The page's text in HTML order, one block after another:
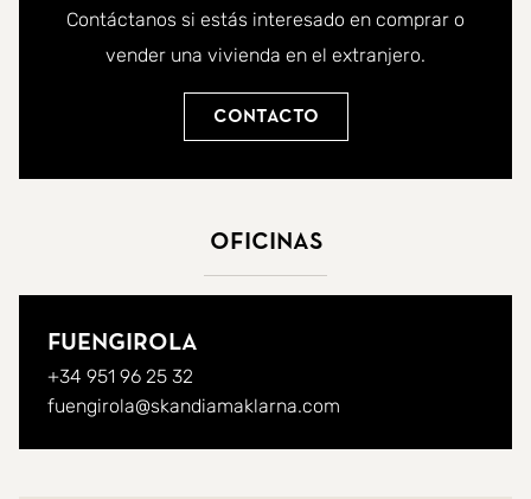
Contáctanos si estás interesado en comprar o
vender una vivienda en el extranjero.
Contacto
Oficinas
Fuengirola
+34 951 96 25 32
fuengirola@skandiamaklarna.com